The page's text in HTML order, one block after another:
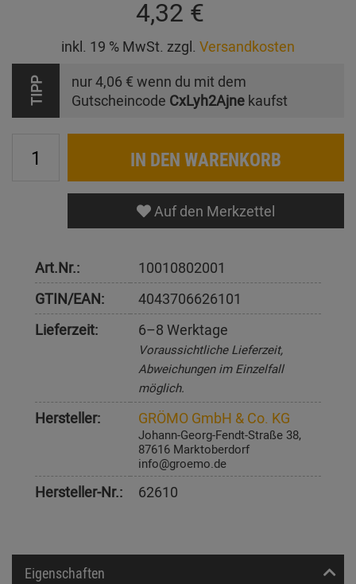
4,32 €
inkl. 19 % MwSt. zzgl. Versandkosten
TIPP nur4,06 € wenn du mit dem
Gutscheincode CxLyh2Ajne kaufst
IN DEN WARENKORB
Auf den Merkzettel
Art.Nr.:
10010802001
GTIN/EAN:
4043706626101
Lieferzeit:
6–8 Werktage
Voraussichtliche Lieferzeit,
Abweichungen im Einzelfall
möglich.
Hersteller: GRÖMO GmbH & Co. KG
Johann-Georg-Fendt-Straße 38,
87616 Marktoberdorf
info@groemo.de
Hersteller-Nr.: 62610
Eigenschaften